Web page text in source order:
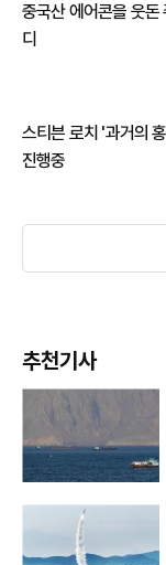
중국산 에어콘을 웃돈
디
스티븐 로치 '과거의
진행중
추천기사